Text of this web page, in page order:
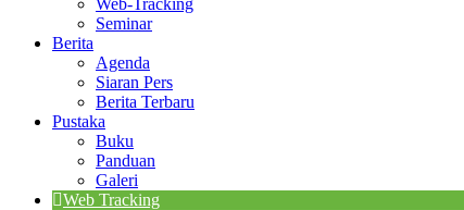
Web-Tracking
Seminar
Berita
Agenda
Siaran Pers
Berita Terbaru
Pustaka
Buku
Panduan
Galeri
Web Tracking